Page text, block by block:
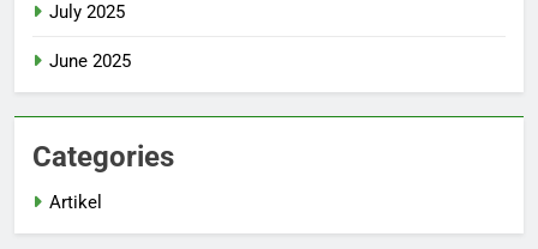
July 2025
June 2025
Categories
Artikel